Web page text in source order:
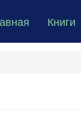
Книги